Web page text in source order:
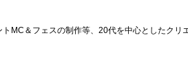
MC＆フェスの制作等、20代を中心としたクリ